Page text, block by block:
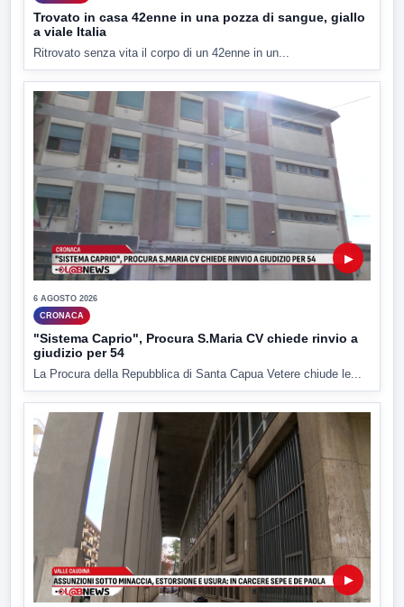
Trovato in casa 42enne in una pozza di sangue, giallo
a viale Italia
Ritrovato senza vita il corpo di un 42enne in un...
▶
6 AGOSTO 2026
CRONACA
"Sistema Caprio", Procura S.Maria CV chiede rinvio a
giudizio per 54
La Procura della Repubblica di Santa Capua Vetere chiude le...
▶